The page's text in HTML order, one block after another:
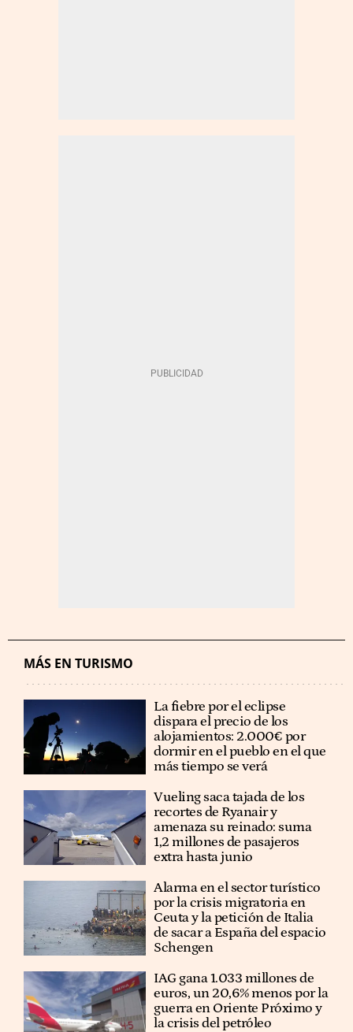
MÁS EN TURISMO
La fiebre por el eclipse
dispara el precio de los
alojamientos: 2.000€ por
dormir en el pueblo en el que
más tiempo se verá
Vueling saca tajada de los
recortes de Ryanair y
amenaza su reinado: suma
1,2 millones de pasajeros
extra hasta junio
Alarma en el sector turístico
por la crisis migratoria en
Ceuta y la petición de Italia
de sacar a España del espacio
Schengen
IAG gana 1.033 millones de
euros, un 20,6% menos por la
guerra en Oriente Próximo y
la crisis del petróleo